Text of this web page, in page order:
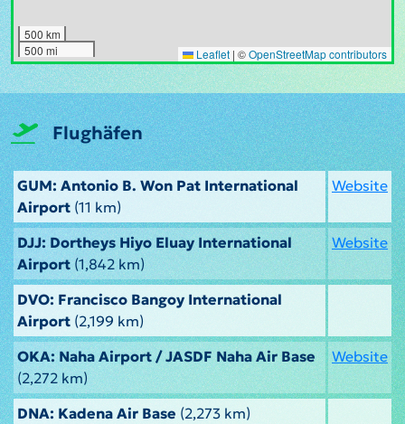
500 km
500 mi
Leaflet | ©OpenStreetMap contributors
Flughäfen
GUM: Antonio B. Won Pat International
Airport (11 km)
Website
DJJ: Dortheys Hiyo Eluay International
Airport(1,842 km)
Website
DVO: Francisco Bangoy International
Airport (2,199 km)
OKA: Naha Airport / JASDF Naha Air Base
(2,272 km)
Website
DNA: Kadena Air Base (2,273 km)